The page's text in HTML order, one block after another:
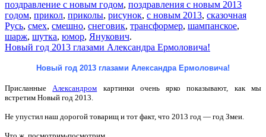
поздравление с новым годом, поздравления с новым 2013
годом, прикол, приколы, рисунок, с новым 2013, сказочная
Русь, смех, смешно, снеговик, трансформер, шампанское,
шарж, шутка, юмор, Янукович.
Новый год 2013 глазами Александра Ермоловича!
Новый год 2013 глазами Александра Ермоловича!
ПрисланныеАлександром картинки очень ярко показывают, как мы
встретим Новый год 2013.
Не упустил наш дорогой товарищ и тот факт, что 2013 год — год Змеи.